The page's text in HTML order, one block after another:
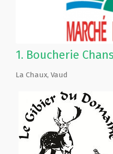
1. Boucherie
La Chaux, Vaud